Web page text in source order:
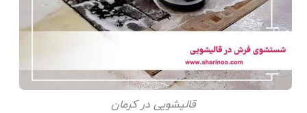
قالیشویی در کرمان